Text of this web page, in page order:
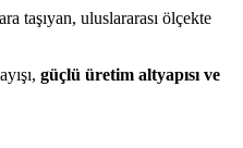
taşıyan, uluslararası ölçekte
güçlü üretim altyapısı ve